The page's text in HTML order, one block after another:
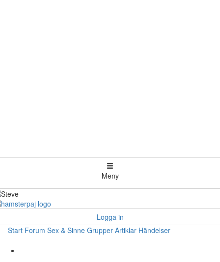
Meny
Logga in
Start Forum Sex & Sinne Grupper Artiklar Händelser